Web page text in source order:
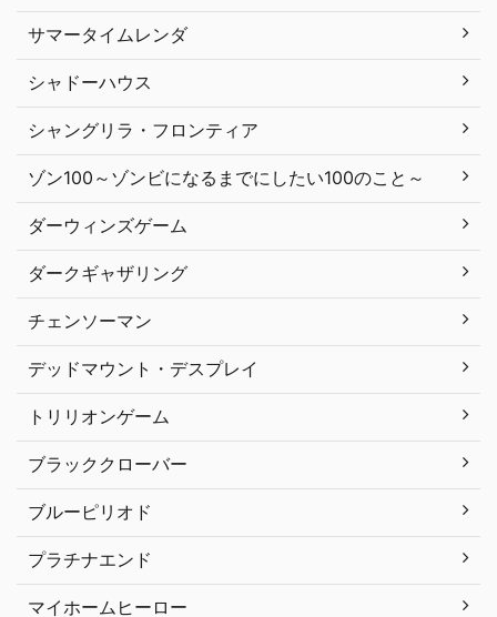
サマータイムレンダ
シャドーハウス
シャングリラ・フロンティア
ゾン100～ゾンビになるまでにしたい100のこと～
ダーウィンズゲーム
ダークギャザリング
チェンソーマン
デッドマウント・デスプレイ
トリリオンゲーム
ブラッククローバー
ブルーピリオド
プラチナエンド
マイホームヒーロー